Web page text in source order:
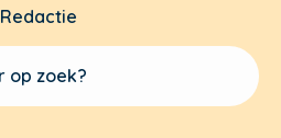
Redactie